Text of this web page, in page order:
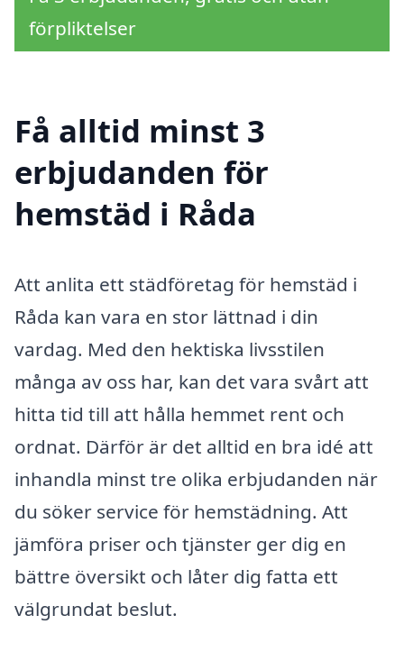
förpliktelser
Få alltid minst 3
erbjudanden för
hemstäd i Råda
Att anlita ett städföretag för hemstäd i
Råda kan vara en stor lättnad i din
vardag. Med den hektiska livsstilen
många av oss har, kan det vara svårt att
hitta tid till att hålla hemmet rent och
ordnat. Därför är det alltid en bra idé att
inhandla minst tre olika erbjudanden när
du söker service för hemstädning. Att
jämföra priser och tjänster ger dig en
bättre översikt och låter dig fatta ett
välgrundat beslut.